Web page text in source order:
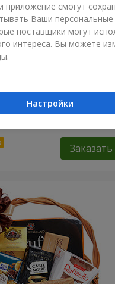
корзина "Детский
Заказать
приложение смогут
Ваши персональные
поставщики могут
интереса. Вы можете
Настройки